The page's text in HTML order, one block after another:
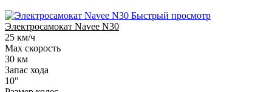
Быстрый просмотр
Электросамокат Navee N30
25 км/ч
Max скорость
30 км
Запас хода
10"